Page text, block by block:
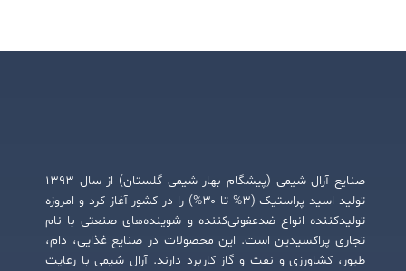
صنایع آرال شیمی (پیشگام بهار شیمی گلستان) از سال ۱۳۹۳
تولید اسید پراستیک (۳% تا ۳۰%) را در کشور آغاز کرد و امروزه
تولیدکننده انواع ضدعفونی‌کننده و شوینده‌های صنعتی با نام
تجاری پراکسیدین است. این محصولات در صنایع غذایی، دام،
طیور، کشاورزی و نفت و گاز کاربرد دارند. آرال شیمی با رعایت